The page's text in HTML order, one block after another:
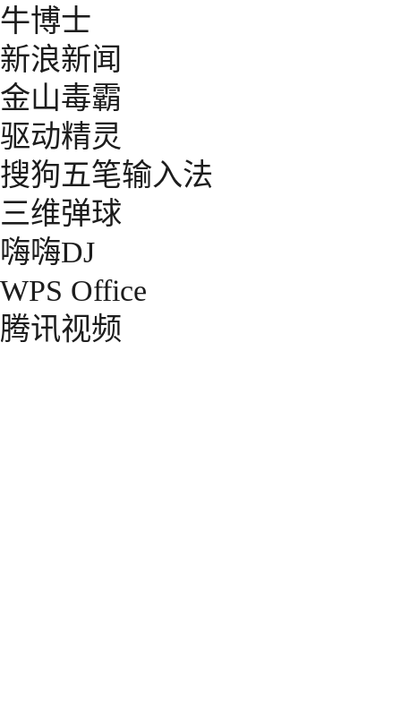
牛博士
新浪新闻
金山毒霸
驱动精灵
搜狗五笔输入法
三维弹球
嗨嗨DJ
WPS Office
腾讯视频